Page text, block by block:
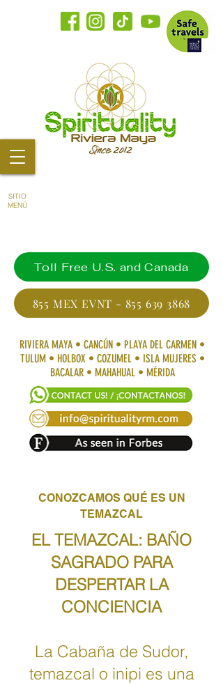
SITIO
MENÚ
RIVIERA MAYA • CANCÚN • PLAYA DEL CARMEN •
TULUM • HOLBOX • COZUMEL • ISLA MUJERES •
BACALAR • MAHAHUAL • MÉRIDA
Toll Free U.S. and Canada
855 MEX EVNT - 855 639 3868
CONOZCAMOS QUÉ ES UN
TEMAZCAL
EL TEMAZCAL: BAÑO
SAGRADO PARA
DESPERTAR LA
CONCIENCIA
La Cabaña de Sudor,
temazcal o inipi es una